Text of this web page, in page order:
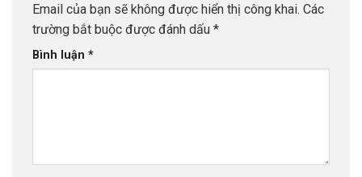
Email của bạn sẽ không được hiển thị công khai. Các
trường bắt buộc được đánh dấu *
Bình luận *